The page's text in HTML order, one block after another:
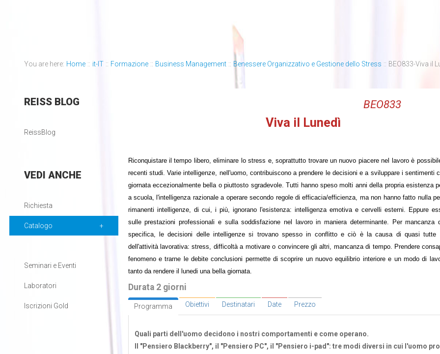
You are here: Home :: it-IT :: Formazione :: Business Management :: Benessere Organizzativo e Gestione dello Stress :: BEO833-Viva il
BEO833
Viva il Lunedì
Riconquistare il tempo libero, eliminare lo stress e, soprattutto trovare un nuovo piacere nel lavoro è
recenti studi. Varie intelligenze, nell'uomo, contribuiscono a prendere le decisioni e a sviluppare i sentimenti
giornata eccezionalmente bella o piuttosto sgradevole. Tutti hanno speso molti anni della propria esistenza
a scuola, l'intelligenza razionale a operare secondo regole di efficacia/efficienza, ma non hanno fatto nulla
rimanenti intelligenze, di cui, i più, ignorano l'esistenza: intelligenza emotiva e cervelli esterni. Eppure
sulle prestazioni professionali e sulla soddisfazione nel lavoro in maniera determinante. Per mancanza
specifica, le decisioni delle intelligenze si trovano spesso in conflitto e ciò è la causa di quasi tutte
dell'attività lavorativa: stress, difficoltà a motivare o convincere gli altri, mancanza di tempo. Prendere
fenomeno e trarne le debite conclusioni permette di scoprire un nuovo equilibrio interiore e un modo di
tanto da rendere il lunedi una bella giornata.
Durata 2 giorni
Programma Obiettivi Destinatari Date Prezzo
Quali parti dell'uomo decidono i nostri comportamenti e come operano.
Il "Pensiero Blackberry", il "Pensiero PC", il "Pensiero i-pad": tre modi diversi in cui l'uomo
REISSBLOG
ReissBlog
VEDI ANCHE
Richiesta
Catalogo
Seminari e Eventi
Laboratori
Iscrizioni Gold